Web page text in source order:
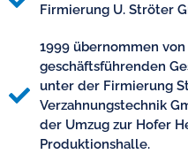
Firmierung U. Ströter
1999 übernommen
geschäftsführenden
unter der Firmierung
Verzahnungstechnik
der Umzug zur Hofer
Produktionshalle.